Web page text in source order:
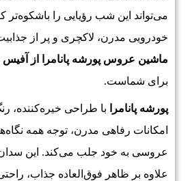
می‌تواند این شب رؤیایی را باشکوه‌تر
خودرویی مدرن، لاکچری و پر از
ماشین عروس پورشه پانامرا از
برای شماست.
پورشه پانامرا
با طراحی خیره‌کننده،
امکانات رفاهی مدرن، توجه همه
عروسی به خود جلب می‌کند. این
علاوه بر ظاهر فوق‌العاده جذاب،